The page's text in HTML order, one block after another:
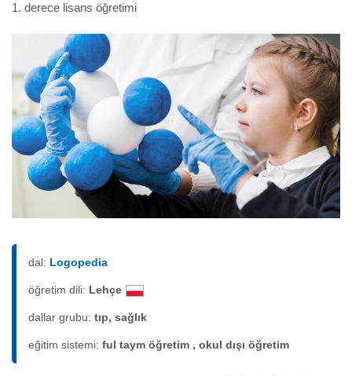
1. derece lisans öğretimi
dal: Logopedia
öğretim dili: Lehçe
dallar grubu: tıp, sağlık
eğitim sistemi: ful taym öğretim , okul dışı öğretim